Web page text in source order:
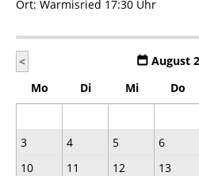
Ort: Warmisried 17:30 Uhr
< August
Mo
Di Mi Do
3
4 5 6
10
11 12 13